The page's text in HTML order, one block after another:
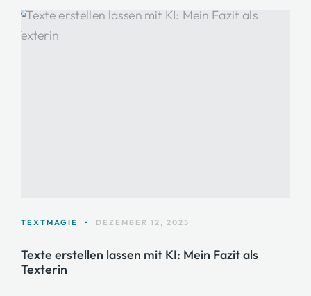
TEXTMAGIE • DEZEMBER 12, 2025
Texte erstellen lassen mit KI: Mein Fazit als
Texterin